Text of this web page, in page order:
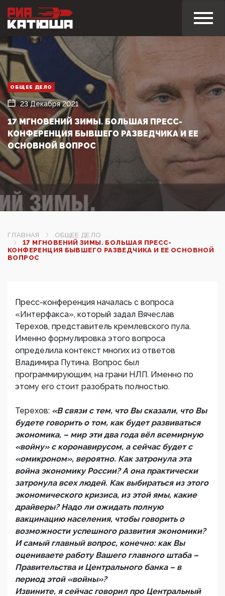
ОБЩЕЕ ДЕЛО
23 Декабря 2021
17 МГНОВЕНИЙ ЗИМЫ. БОЛЬШАЯ ПРЕСС-
КОНФЕРЕНЦИЯ БЫВШЕГО РАЗВЕДЧИКА И ЕЕ
ОСНОВНОЙ ВОПРОС
ГЛАВНАЯ
ОБЩЕЕ ДЕЛО
17 МГНОВЕНИЙ ЗИМЫ. БОЛЬШАЯ ПРЕСС-
КОНФЕРЕНЦИЯ БЫВШЕГО РАЗВЕДЧИКА И ЕЕ ОСНОВНОЙ
ВОПРОС
Пресс-конференция началась с вопроса
«Интерфакса», который задал Вячеслав
Терехов, представитель кремлевского пула.
Именно формулировка этого вопроса
определила контекст многих из ответов
Владимира Путина. Вопрос был
программирующим, на грани НЛП. Именно по
этому его стоит разобрать полностью.
Терехов: «В связи с тем, что Вы сказали, что Вы
будете говорить о том, как будет развиваться
экономика, – мир эти два года вёл всемирную
«войну» с коронавирусом, а сейчас будет с
«омикроном», вероятно. Как затронула эта
война экономику России? А она практически
затронула всех людей. Как выбираться из этого
экономического кризиса, из этой ямы, какие
драйверы? Надо ли ожидать полную
вакцинацию населения, чтобы говорить о
возможности успешного развития экономики?
И самый главный вопрос, конечно: как Вы
оцениваете работу Вашего главного штаба –
Правительства и Центрального банка – в
период этой «войны»?
Извините, я сейчас говорил про Центральный